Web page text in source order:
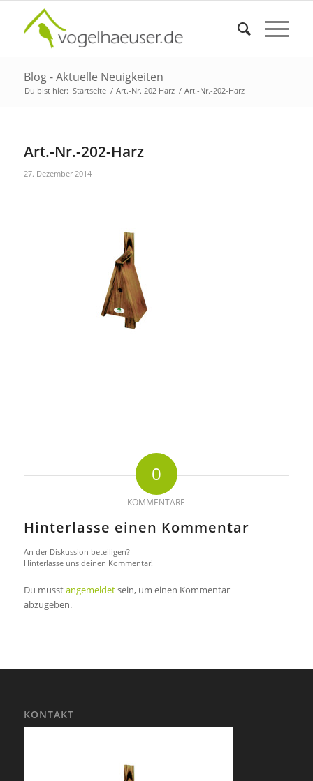
Blog - Aktuelle Neuigkeiten
Du bist hier: Startseite / Art.-Nr. 202 Harz / Art.-Nr.-202-Harz
Art.-Nr.-202-Harz
27. Dezember 2014
0
KOMMENTARE
Hinterlasse einen Kommentar
An der Diskussion beteiligen?
Hinterlasse uns deinen Kommentar!
Du musstangemeldetsein, um einen Kommentar
abzugeben.
KONTAKT